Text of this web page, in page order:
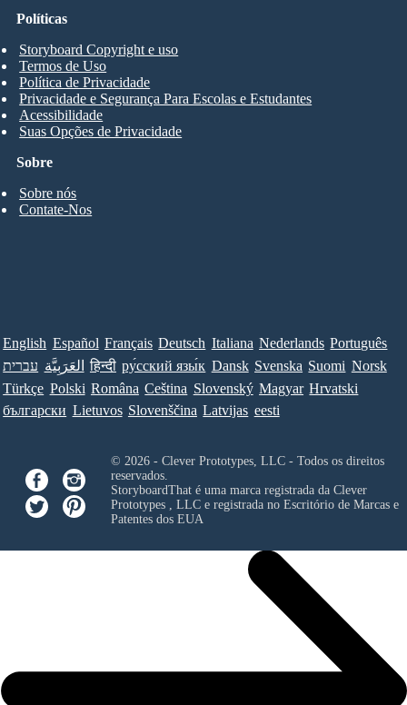
Sobre
Sobre nós
Contate-Nos
Políticas
Storyboard Copyright e uso
Termos de Uso
Política de Privacidade
Privacidade e Segurança Para Escolas e Estudantes
Acessibilidade
Suas Opções de Privacidade
English Español Français Deutsch Italiana Nederlands Português
עברית العَرَبِيَّة हिन्दी ру́сский язы́к Dansk Svenska Suomi Norsk
Türkçe Polski Româna Ceština Slovenský Magyar Hrvatski
български Lietuvos Slovenščina Latvijas eesti
© 2026 - Clever Prototypes, LLC - Todos os direitos
reservados.
StoryboardThat é uma marca registrada da Clever
Prototypes , LLCe registrada no Escritório de Marcas e
Patentes dos EUA